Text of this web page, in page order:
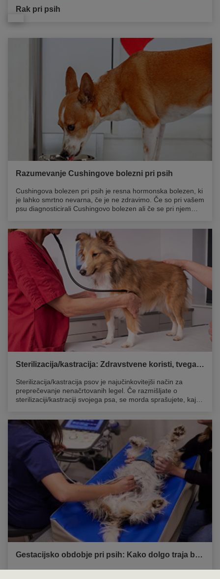
Rak pri psih
Razumevanje Cushingove bolezni pri psih
Cushingova bolezen pri psih je resna hormonska bolezen, ki
je lahko smrtno nevarna, če je ne zdravimo. Če so pri vašem
psu diagnosticirali Cushingovo bolezen ali če se pri njem
In kako lahko obvladate to stanje, da bo vaš pes živel čim
bolj kakovostno? V nadaljevanju si preberite odgovore na
vsa vprašanja o Cushingovi bolezni pri psih.
Sterilizacija/kastracija: Zdravstvene koristi, tveganja in še več
Sterilizacija/kastracija psov je najučinkovitejši način za
preprečevanje nenačrtovanih legel. Če razmišljate o
sterilizaciji/kastraciji svojega psa, se morda sprašujete, kaj
želite odločiti za sterilizacijo in se v tem primeru sprašujete o
alternativnih možnostih sterilizacije/kastracije. Vse to in še
več smo opisali v našem poglobljenem vodniku o
sterilizaciji/kastraciji psov...
Gestacijsko obdobje pri psih: Kako dolgo traja brejost pri psu?
Dobrodošli v našem podrobnem vodniku o razumevanju